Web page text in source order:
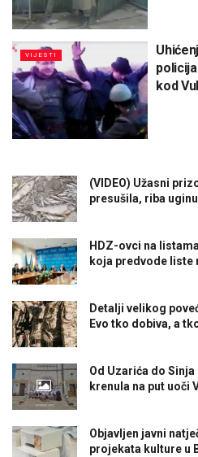
VIJESTI
kod
(VIDEO) Užasni
presušila, riba
HDZ-ovci na
koja predvode liste
Detalji velikog
Evo tko dobiva, a
Od Uzarića do
krenula na put uoči
Objavljen javni
projekata kulture u